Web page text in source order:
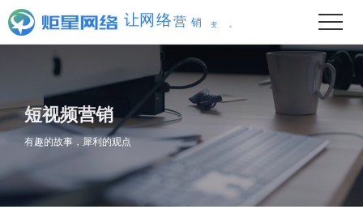
让 网络营销 变
短视频营销
有趣的故事，犀利的观点